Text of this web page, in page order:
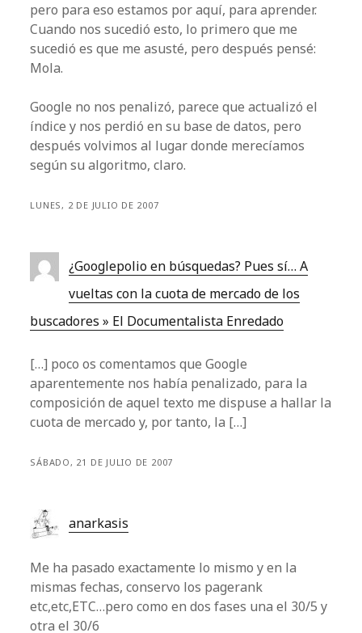
pero para eso estamos por aquí, para aprender.
Cuando nos sucedió esto, lo primero que me
sucedió es que me asusté, pero después pensé:
Mola.
Google no nos penalizó, parece que actualizó el
índice y nos perdió en su base de datos, pero
después volvimos al lugar donde merecíamos
según su algoritmo, claro.
LUNES, 2 DE JULIO DE 2007
¿Googlepolio en búsquedas? Pues sí… A
vueltas con la cuota de mercado de los
buscadores » El Documentalista Enredado
[…] poco os comentamos que Google
aparentemente nos había penalizado, para la
composición de aquel texto me dispuse a hallar la
cuota de mercado y, por tanto, la […]
SÁBADO, 21 DE JULIO DE 2007
anarkasis
Me ha pasado exactamente lo mismo y en la
mismas fechas, conservo los pagerank
etc,etc,ETC…pero como en dos fases una el 30/5 y
otra el 30/6